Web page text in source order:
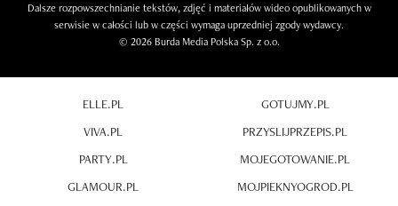
Dalsze rozpowszechnianie tekstów, zdjęć i materiałów wideo opublikowanych w
serwisie w całości lub w części wymaga uprzedniej zgody wydawcy.
© 2026 Burda Media Polska Sp. z o.o.
ELLE.PL
VIVA.PL
PARTY.PL
GLAMOUR.PL
GOTUJMY.PL
PRZYSLIJPRZEPIS.PL
MOJEGOTOWANIE.PL
MOJPIEKNYOGROD.PL